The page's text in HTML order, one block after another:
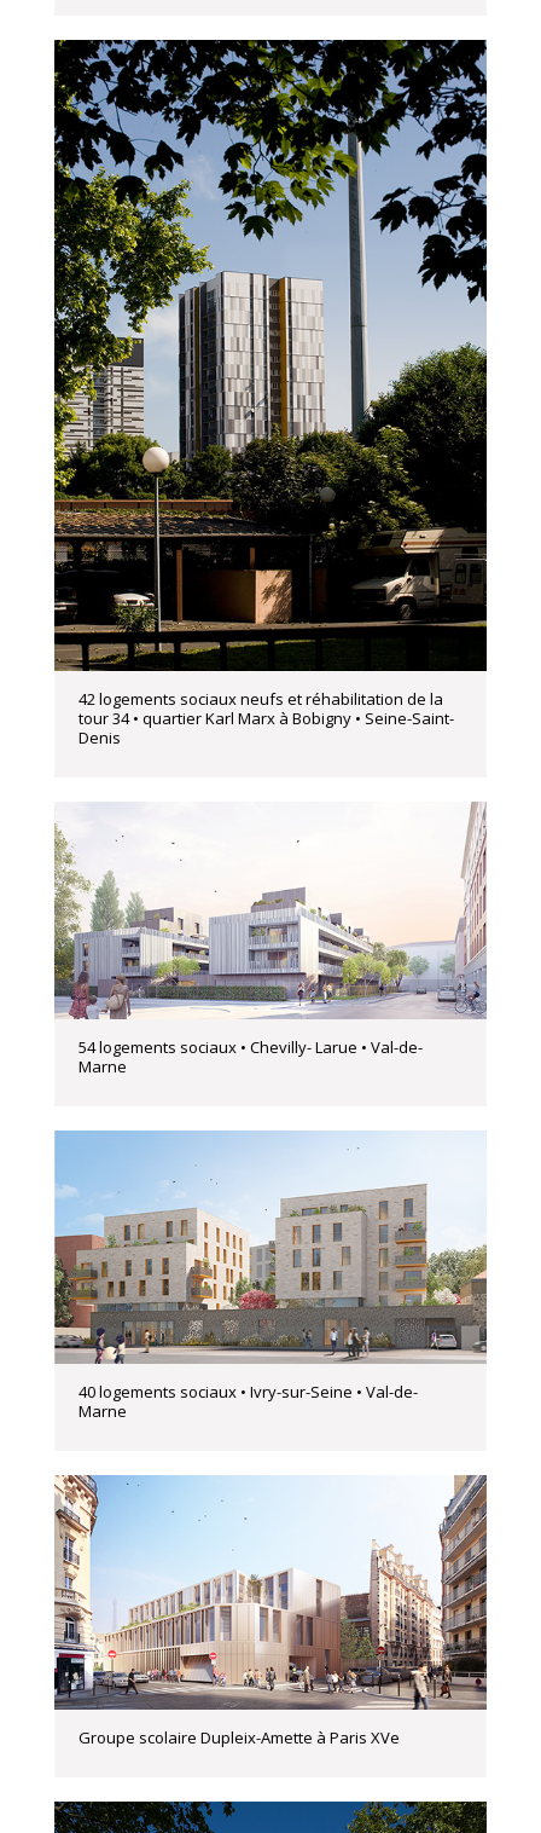
42 logements sociaux neufs et réhabilitation de la
tour 34 • quartier Karl Marx à Bobigny • Seine-Saint-
Denis
54 logements sociaux • Chevilly- Larue • Val-de-
Marne
40 logements sociaux • Ivry-sur-Seine • Val-de-
Marne
Groupe scolaire Dupleix-Amette à Paris XVe